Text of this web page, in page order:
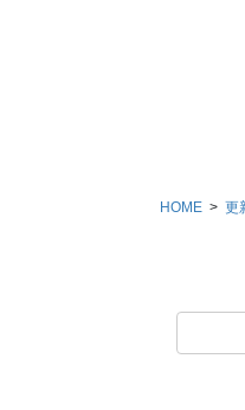
HOME 更